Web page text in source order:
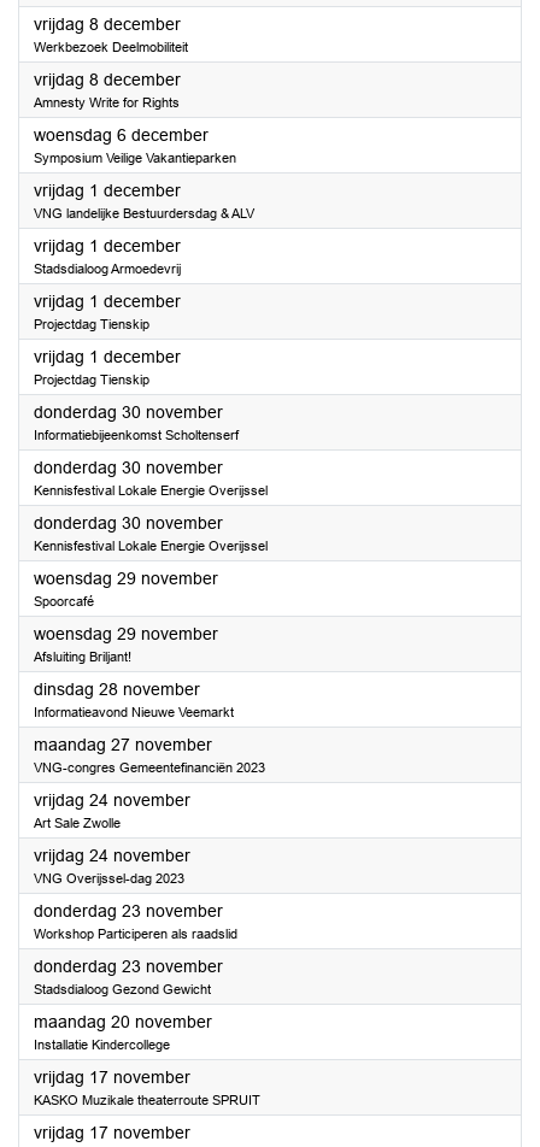
vrijdag 8 december2023
Werkbezoek Deelmobiliteit
vrijdag 8 december2023
Amnesty Write for Rights
woensdag 6 december2023
Symposium Veilige Vakantieparken
vrijdag 1 december2023
VNG landelijke Bestuurdersdag & ALV
vrijdag 1 december2023
Stadsdialoog Armoedevrij
vrijdag 1 december2023
Projectdag Tienskip
vrijdag 1 december2023
Projectdag Tienskip
donderdag 30 november2023
Informatiebijeenkomst Scholtenserf
donderdag 30 november2023
Kennisfestival Lokale Energie Overijssel
donderdag 30 november2023
Kennisfestival Lokale Energie Overijssel
woensdag 29 november2023
Spoorcafé
woensdag 29 november2023
Afsluiting Briljant!
dinsdag 28 november2023
Informatieavond Nieuwe Veemarkt
maandag 27 november2023
VNG-congres Gemeentefinanciën 2023
vrijdag 24 november2023
Art Sale Zwolle
vrijdag 24 november2023
VNG Overijssel-dag 2023
donderdag 23 november2023
Workshop Participeren als raadslid
donderdag 23 november2023
Stadsdialoog Gezond Gewicht
maandag 20 november2023
Installatie Kindercollege
vrijdag 17 november2023
KASKO Muzikale theaterroute SPRUIT
vrijdag 17 november2023